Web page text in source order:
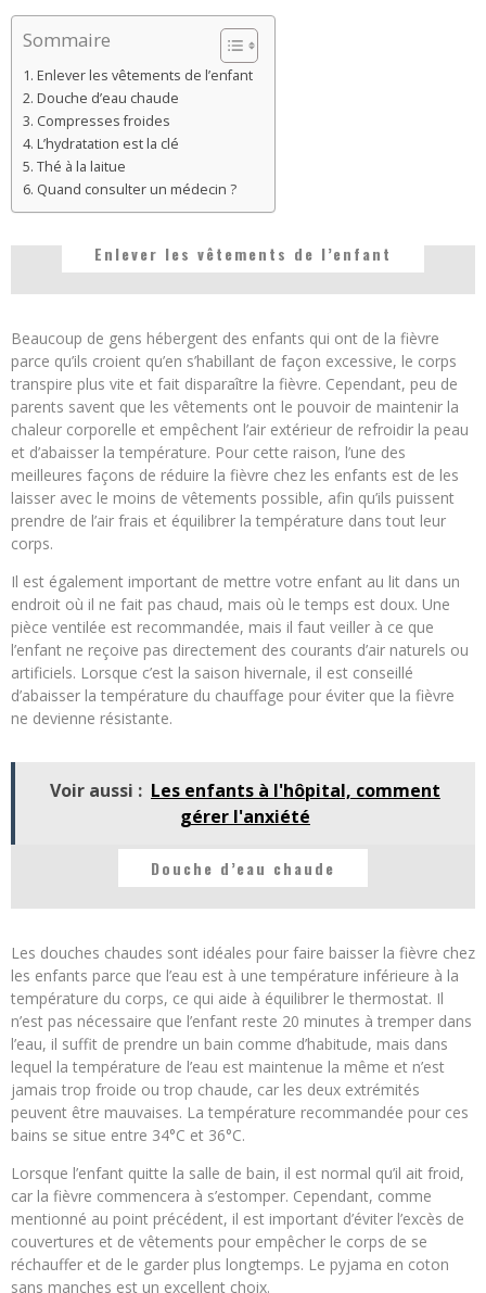
Sommaire
Enlever les vêtements de l’enfant
Douche d’eau chaude
Compresses froides
L’hydratation est la clé
Thé à la laitue
Quand consulter un médecin ?
Enlever les vêtements de l’enfant
Beaucoup de gens hébergent des enfants qui ont de la fièvre
parce qu’ils croient qu’en s’habillant de façon excessive, le corps
transpire plus vite et fait disparaître la fièvre. Cependant, peu de
parents savent que les vêtements ont le pouvoir de maintenir la
chaleur corporelle et empêchent l’air extérieur de refroidir la peau
et d’abaisser la température. Pour cette raison, l’une des
meilleures façons de réduire la fièvre chez les enfants est de les
laisser avec le moins de vêtements possible, afin qu’ils puissent
prendre de l’air frais et équilibrer la température dans tout leur
corps.
Il est également important de mettre votre enfant au lit dans un
endroit où il ne fait pas chaud, mais où le temps est doux. Une
pièce ventilée est recommandée, mais il faut veiller à ce que
l’enfant ne reçoive pas directement des courants d’air naturels ou
artificiels. Lorsque c’est la saison hivernale, il est conseillé
d’abaisser la température du chauffage pour éviter que la fièvre
ne devienne résistante.
Voir aussi : Les enfants à l'hôpital, comment
gérer l'anxiété
Douche d’eau chaude
Les douches chaudes sont idéales pour faire baisser la fièvre chez
les enfants parce que l’eau est à une température inférieure à la
température du corps, ce qui aide à équilibrer le thermostat. Il
n’est pas nécessaire que l’enfant reste 20 minutes à tremper dans
l’eau, il suffit de prendre un bain comme d’habitude, mais dans
lequel la température de l’eau est maintenue la même et n’est
jamais trop froide ou trop chaude, car les deux extrémités
peuvent être mauvaises. La température recommandée pour ces
bains se situe entre 34°C et 36°C.
Lorsque l’enfant quitte la salle de bain, il est normal qu’il ait froid,
car la fièvre commencera à s’estomper. Cependant, comme
mentionné au point précédent, il est important d’éviter l’excès de
couvertures et de vêtements pour empêcher le corps de se
réchauffer et de le garder plus longtemps. Le pyjama en coton
sans manches est un excellent choix.